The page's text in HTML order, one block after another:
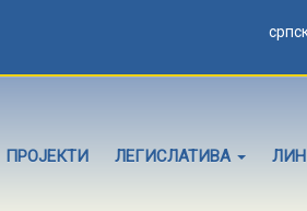
ПРОЈЕКТИ ЛЕГИСЛАТИВА